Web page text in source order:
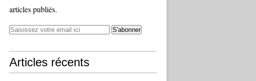
articles publiés.
Articles récents